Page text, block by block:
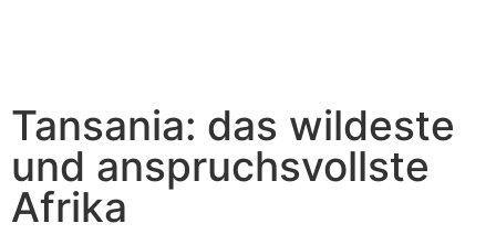
Tansania: das wildeste
und anspruchsvollste
Afrika